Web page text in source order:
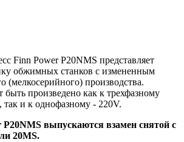
Finn Power P20NMS представляет
обжимных станков с измененным
(мелкосерийного) производства.
произведено как к трехфазному
так и к однофазному - 220V.
выпускаются взамен снятой с
20MS.